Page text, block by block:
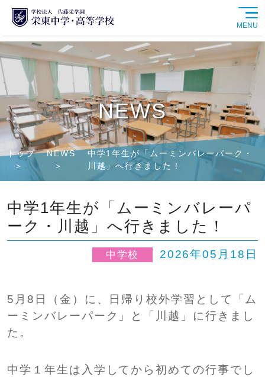
MENU
中学校問い合わせ
学校紹介
中学校
高等学校
学校生活
進路情報
入試情報
NEWS
トップ NEWS
中学1年生が「ムーミンバレーパーク・
川越」へ行きました！
中学1年生が「ムーミンバレーパ
ーク・川越」へ行きました！
中学校 2026年05月18日
5月8日（金）に、日帰り校外学習として「ム
ーミンバレーパーク」と「川越」に行きまし
た。
中学１年生は入学してから初めての行事でし